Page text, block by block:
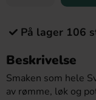
På lager 106
Beskrivelse
Smaken som hele
av rømme, løk og